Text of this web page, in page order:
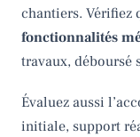
chantiers. Vérifiez
fonctionnalités
travaux, déboursé
Évaluez aussi
initiale, support